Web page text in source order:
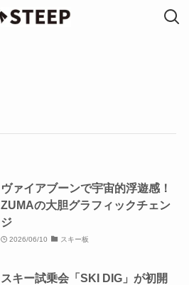
ヴァイアブーンで宇宙的浮遊感！
ZUMAの大胆グラフィックチェン
ジ
2026/06/10 スキー板
スキー試乗会「SKI DIG」が初開